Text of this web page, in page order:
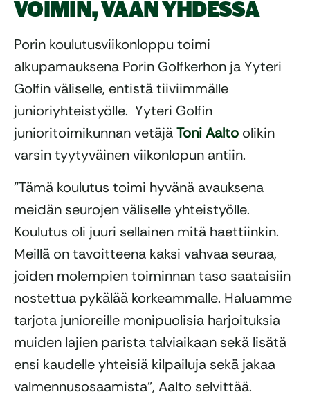
VOIMIN, VAAN YHDESSÄ
Porin koulutusviikonloppu toimi
alkupamauksena Porin Golfkerhon ja Yyteri
Golfin väliselle, entistä tiiviimmälle
junioriyhteistyölle. Yyteri Golfin
junioritoimikunnan vetäjäToni Aalto olikin
varsin tyytyväinen viikonlopun antiin.
”Tämä koulutus toimi hyvänä avauksena
meidän seurojen väliselle yhteistyölle.
Koulutus oli juuri sellainen mitä haettiinkin.
Meillä on tavoitteena kaksi vahvaa seuraa,
joiden molempien toiminnan taso saataisiin
nostettua pykälää korkeammalle. Haluamme
tarjota junioreille monipuolisia harjoituksia
muiden lajien parista talviaikaan sekä lisätä
ensi kaudelle yhteisiä kilpailuja sekä jakaa
valmennusosaamista”, Aalto selvittää.